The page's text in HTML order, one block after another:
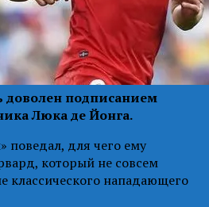
доволен подписанием
Люка де Йонга.
поведал, для чего ему
который не совсем
классического нападающего